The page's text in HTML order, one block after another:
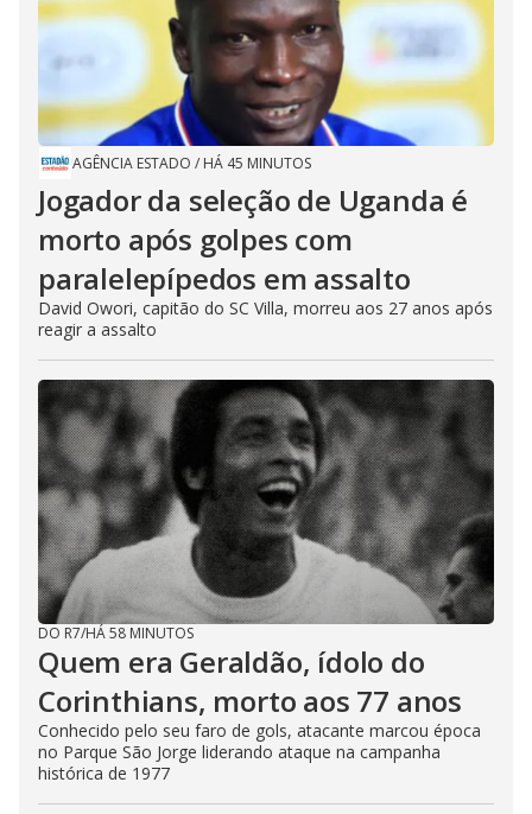
AGÊNCIA ESTADO / HÁ 45 MINUTOS
Jogador da seleção de Uganda é
morto após golpes com
paralelepípedos em assalto
David Owori, capitão do SC Villa, morreu aos 27 anos após
reagir a assalto
DO R7/HÁ 58 MINUTOS
Quem era Geraldão, ídolo do
Corinthians, morto aos 77 anos
Conhecido pelo seu faro de gols, atacante marcou época
no Parque São Jorge liderando ataque na campanha
histórica de 1977